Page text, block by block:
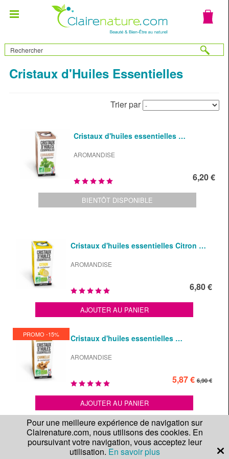
Cristaux d'Huiles Essentielles
Trier par
Cristaux d'huiles essentielles …
AROMANDISE
6,20 €
BIENTÔT DISPONIBLE
Cristaux d'huiles essentielles Citron …
AROMANDISE
6,80 €
AJOUTER AU PANIER
PROMO -15% Cristaux d'huiles essentielles …
AROMANDISE
5,87 € 6,90 €
AJOUTER AU PANIER
Cristaux d'huiles essentielles …
AROMANDISE
Pour une meilleure expérience de navigation sur
Clairenature.com, nous utilisons des cookies. En
poursuivant votre navigation, vous acceptez leur
utilisation. En savoir plus